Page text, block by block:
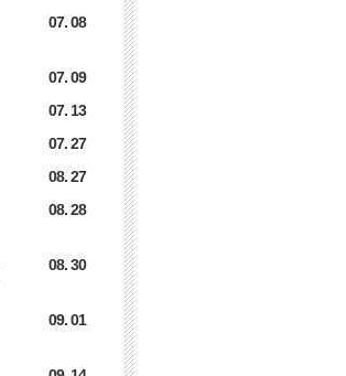
07. 08
07. 09
07. 13
07. 27
08. 27
08. 28
08. 30
09. 01